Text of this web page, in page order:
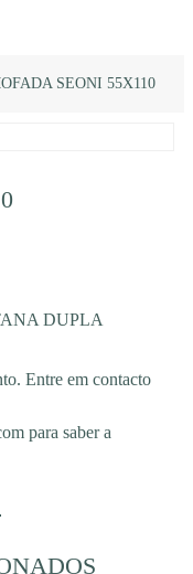
SEONI 55X110
DUPLA
Entre em contacto
para saber a